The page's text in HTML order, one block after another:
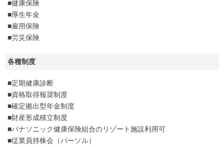
■健康保険
■厚生年金
■雇用保険
■労災保険
各種制度
■定期健康診断
■資格取得報奨制度
■確定拠出型年金制度
■財産形成積立制度
■パナソニック健康保険組合のリゾート施設利用可
■従業員持株会（パーソル）